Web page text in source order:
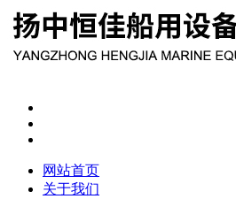
网站首页
关于我们